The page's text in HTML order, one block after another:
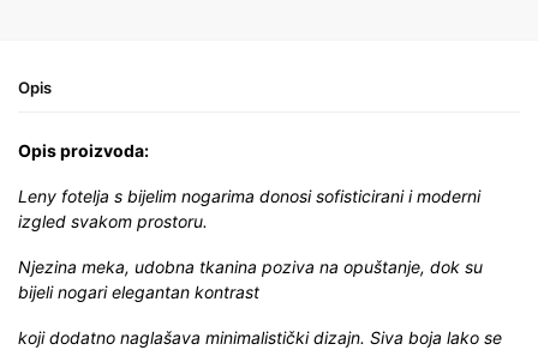
Opis
Opis proizvoda:
Leny fotelja s bijelim nogarima donosi sofisticirani i moderni
izgled svakom prostoru.
Njezina meka, udobna tkanina poziva na opuštanje, dok su
bijeli nogari elegantan kontrast
koji dodatno naglašava minimalistički dizajn. Siva boja lako se